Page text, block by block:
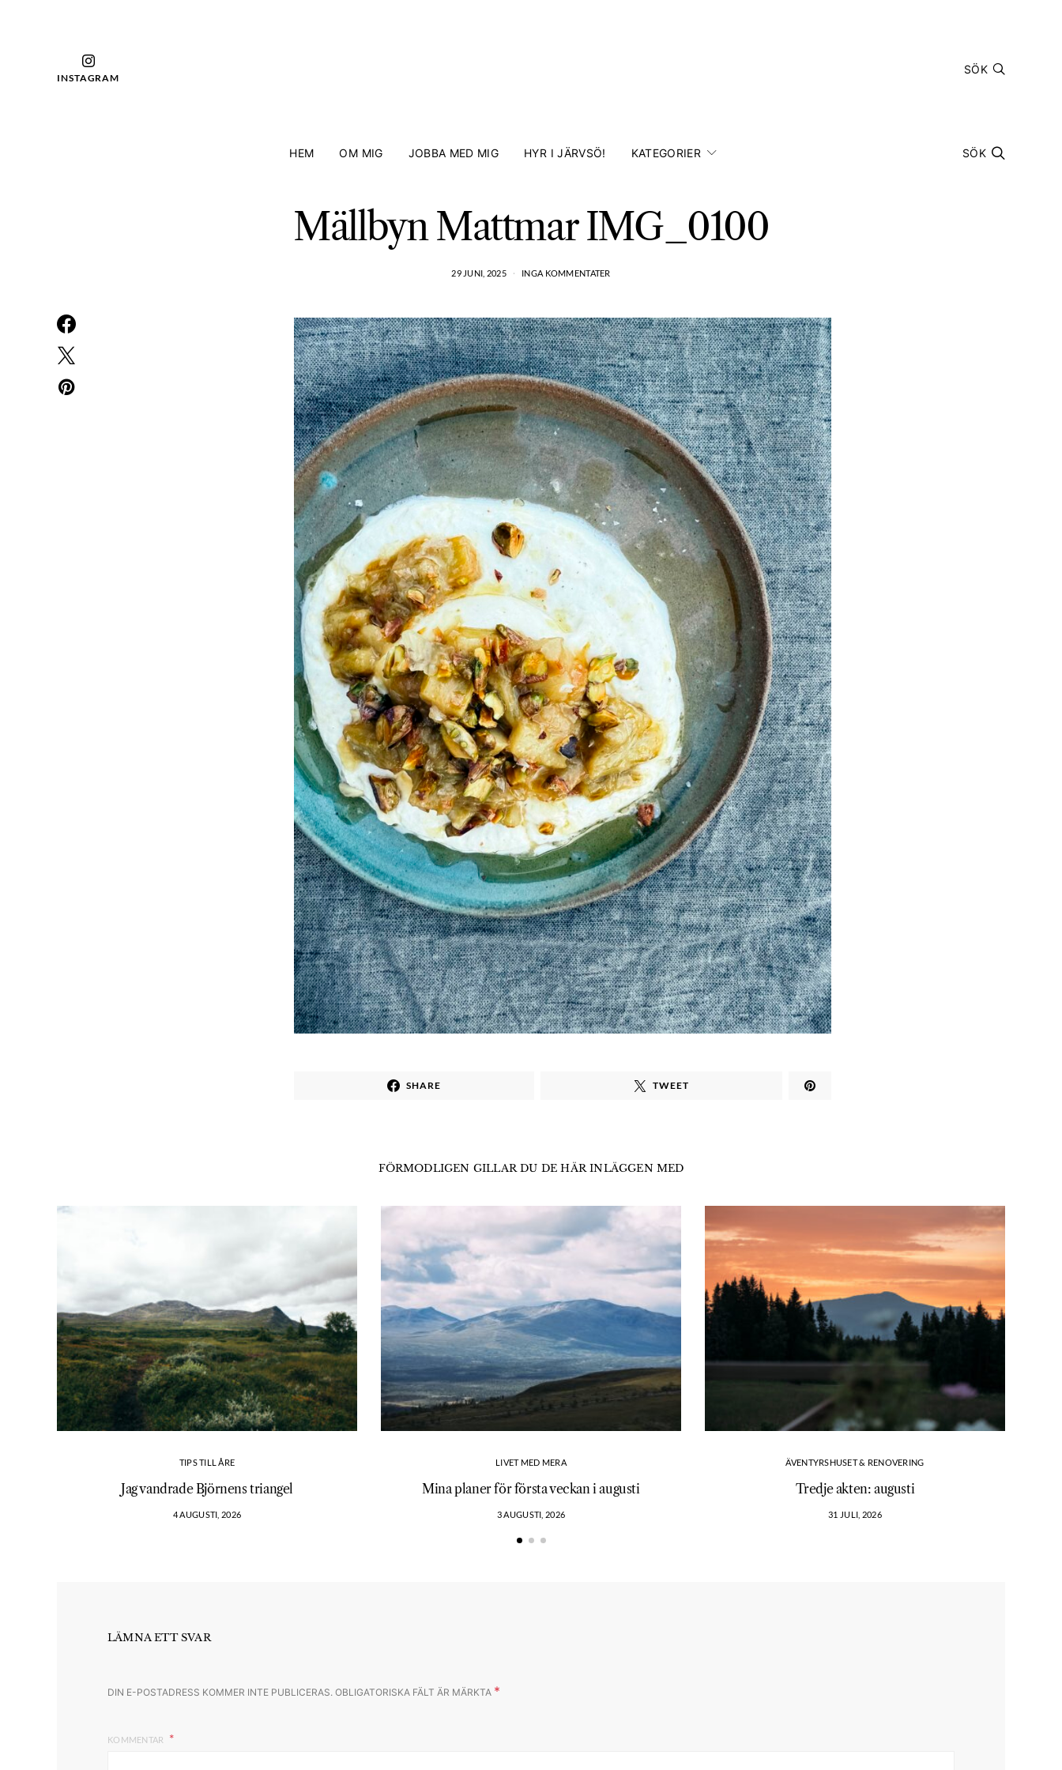
INSTAGRAM
SÖK
HEM OM MIG JOBBA MED MIG HYR I JÄRVSÖ! KATEGORIER SÖK
Mällbyn Mattmar IMG_0100
29 JUNI, 2025 INGA KOMMENTATER
SHARE TWEET
FÖRMODLIGEN GILLAR DU DE HÄR INLÄGGEN MED
TIPS TILL ÅRE
Jag vandrade Björnens triangel
4 AUGUSTI, 2026
LIVET MED MERA
Mina planer för första veckan i augusti
3 AUGUSTI, 2026
ÄVENTYRSHUSET & RENOVERING
Tredje akten: augusti
31 JULI, 2026
LÄMNA ETT SVAR
DIN E-POSTADRESS KOMMER INTE PUBLICERAS. OBLIGATORISKA FÄLT ÄR MÄRKTA *
KOMMENTAR